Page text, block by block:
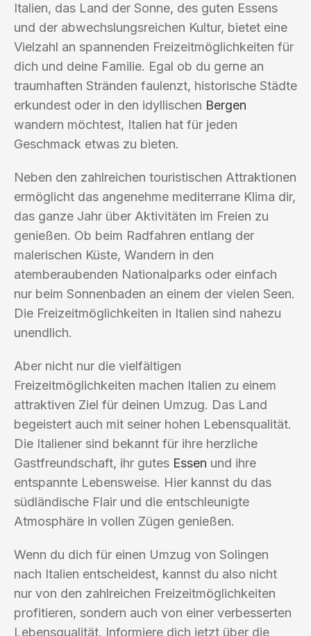
Italien, das Land der Sonne, des guten Essens
und der abwechslungsreichen Kultur, bietet eine
Vielzahl an spannenden Freizeitmöglichkeiten für
dich und deine Familie. Egal ob du gerne an
traumhaften Stränden faulenzt, historische Städte
erkundest oder in den idyllischen Bergen
wandern möchtest, Italien hat für jeden
Geschmack etwas zu bieten.
Neben den zahlreichen touristischen Attraktionen
ermöglicht das angenehme mediterrane Klima dir,
das ganze Jahr über Aktivitäten im Freien zu
genießen. Ob beim Radfahren entlang der
malerischen Küste, Wandern in den
atemberaubenden Nationalparks oder einfach
nur beim Sonnenbaden an einem der vielen Seen.
Die Freizeitmöglichkeiten in Italien sind nahezu
unendlich.
Aber nicht nur die vielfältigen
Freizeitmöglichkeiten machen Italien zu einem
attraktiven Ziel für deinen Umzug. Das Land
begeistert auch mit seiner hohen Lebensqualität.
Die Italiener sind bekannt für ihre herzliche
Gastfreundschaft, ihr gutes Essen und ihre
entspannte Lebensweise. Hier kannst du das
südländische Flair und die entschleunigte
Atmosphäre in vollen Zügen genießen.
Wenn du dich für einen Umzug von Solingen
nach Italien entscheidest, kannst du also nicht
nur von den zahlreichen Freizeitmöglichkeiten
profitieren, sondern auch von einer verbesserten
Lebensqualität. Informiere dich jetzt über die